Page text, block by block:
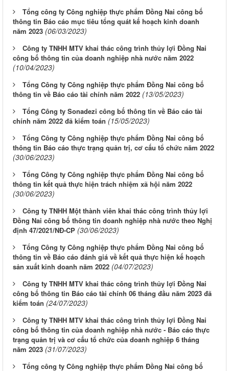
Tổng công ty Công nghiệp thực phẩm Đồng Nai công bố
thông tin Báo cáo mục tiêu tổng quát kế hoạch kinh doanh
năm 2023 (06/03/2023)
Công ty TNHH MTV khai thác công trình thủy lợi Đồng Nai
công bố thông tin của doanh nghiệp nhà nước năm 2022
(10/04/2023)
Tổng Công ty Công nghiệp thực phẩm Đồng Nai công bố
thông tin về Báo cáo tài chính năm 2022 (13/05/2023)
Tổng Công ty Sonadezi công bố thông tin về Báo cáo tài
chính năm 2022 đã kiểm toán (15/05/2023)
Tổng Công ty Công nghiệp thực phẩm Đồng Nai công bố
thông tin Báo cáo thực trạng quản trị, cơ cấu tổ chức năm 2022
(30/06/2023)
Tổng Công ty Công nghiệp thực phẩm Đồng Nai công bố
thông tin kết quả thực hiện trách nhiệm xã hội năm 2022
(30/06/2023)
Công ty TNHH Một thành viên khai thác công trình thủy lợi
Đồng Nai công bố thông tin doanh nghiệp nhà nước theo Nghị
định 47/2021/NĐ-CP (30/06/2023)
Tổng Công ty Công nghiệp thực phẩm Đồng Nai công bố
thông tin về Báo cáo đánh giá về kết quả thực hiện kế hoạch
sản xuất kinh doanh năm 2022 (04/07/2023)
Công ty TNHH MTV khai thác công trình thủy lợi Đồng Nai
công bố thông tin Báo cáo tài chính 06 tháng đầu năm 2023 đã
kiểm toán (24/07/2023)
Công ty TNHH MTV khai thác công trình thủy lợi Đồng Nai
công bố thông tin của doanh nghiệp nhà nước - Báo cáo thực
trạng quản trị và cơ cấu tổ chức của doanh nghiệp 6 tháng
năm 2023 (31/07/2023)
Tổng công ty Công nghiệp thực phẩm Đồng Nai công bố